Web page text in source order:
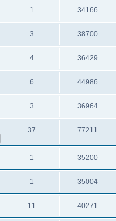
1 34166
3 38700
4 36429
6 44986
3 36964
37 77211
1 35200
1 35004
11 40271